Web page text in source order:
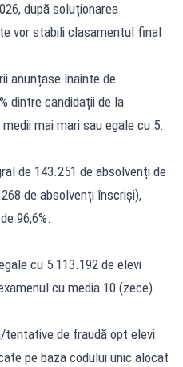
după soluționarea
vor stabili clasamentul final
anunțase înainte de
dintre candidații de la
mai mari sau egale cu 5.
de 143.251 de absolvenți de
de absolvenți înscriși),
96,6%.
cu 5 113.192 de elevi
cu media 10 (zece).
de fraudă opt elevi.
pe baza codului unic alocat